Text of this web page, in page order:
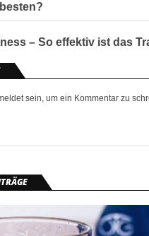
– So effektiv ist das
sein, um ein Kommentar zu